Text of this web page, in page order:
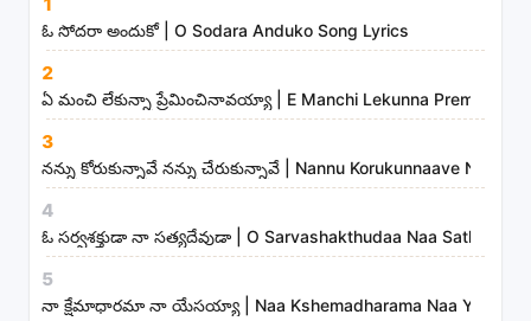
o
n
g
s
,
a
r
t
ఓ సోదరా అందుకో | O Sodara Anduko Song Lyrics
2
ఏ మంచి లేకున్నా ప్రేమించినావయ్యా | E Manchi Lekunna
3
నన్ను కోరుకున్నావే నన్ను చేరుకున్నావే | Nannu Korukunnaave Nannu
4
ఓ సర్వశక్తుడా నా సత్యదేవుడా | O Sarvashakthudaa Naa
5
నా క్షేమాధారమా నా యేసయ్యా | Naa Kshemadharama Naa Yesayya